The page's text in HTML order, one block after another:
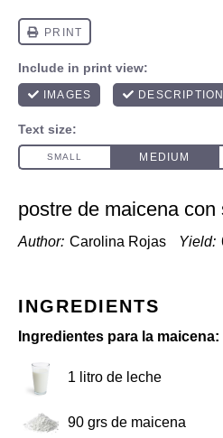
postre de maicena
Author: Carolina Rojas Yield:
INGREDIENTS
Ingredientes para la maicena:
1 litro de leche
90 grs de maicena